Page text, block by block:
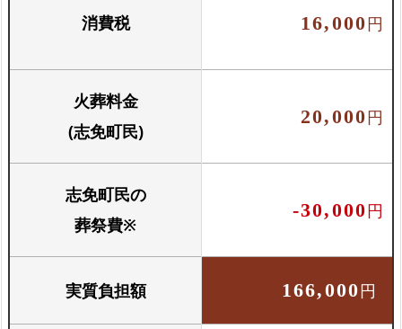
消費税 16,000円
火葬料金
(志免町民)
20,000円
志免町民の
葬祭費※
-30,000円
実質負担額 166,000円